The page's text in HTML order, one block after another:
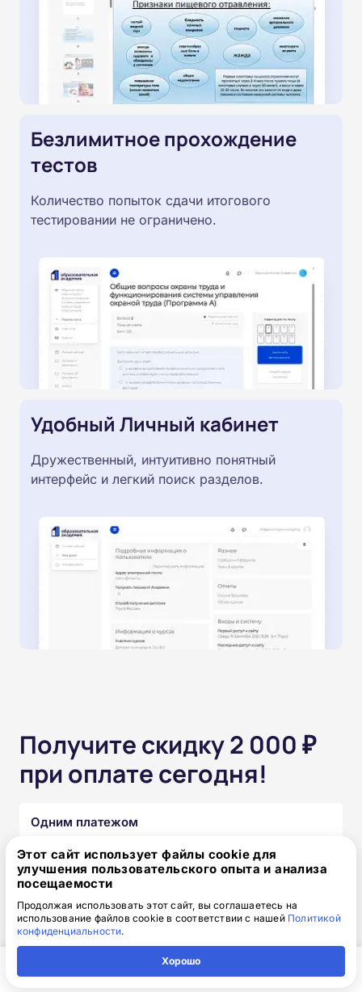
Безлимитное прохождение
тестов
Количество попыток сдачи итогового
тестировании не ограничено.
Удобный Личный кабинет
Дружественный, интуитивно понятный
интерфейс и легкий поиск разделов.
Получите скидку 2 000 ₽
при оплате сегодня!
Одним платежом
от 15 850 ₽ 17 850 ₽ скидка: 2 000 ₽
Частями без переплат
от 1 320₽
Узнать подробнее
Этот сайт использует файлы cookie для
улучшения пользовательского опыта и анализа
посещаемости
Продолжая использовать этот сайт, вы соглашаетесь на
использование файлов cookie в соответствии с нашей Политикой
конфиденциальности.
Хорошо